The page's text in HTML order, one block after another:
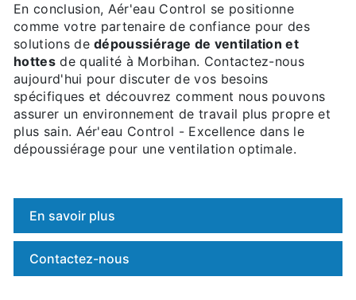
En conclusion, Aér'eau Control se positionne
comme votre partenaire de confiance pour des
solutions dedépoussiérage de ventilation et
hottesde qualité à Morbihan. Contactez-nous
aujourd'hui pour discuter de vos besoins
spécifiques et découvrez comment nous pouvons
assurer un environnement de travail plus propre et
plus sain. Aér'eau Control - Excellence dans le
dépoussiérage pour une ventilation optimale.
En savoir plus
Contactez-nous